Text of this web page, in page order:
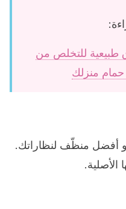
طبيعية للتخلص من
حمام منزلك
أفضل منظّف لنظاراتك.
الأصلية.